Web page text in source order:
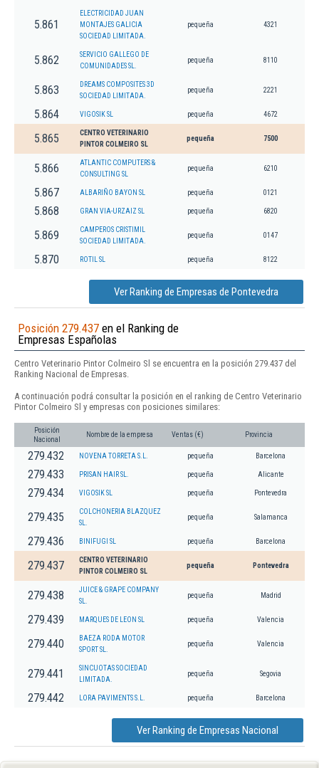
5.861
ELECTRICIDAD JUAN
MONTAJES GALICIA
SOCIEDAD LIMITADA.
pequeña 4321
5.862
SERVICIO GALLEGO DE
COMUNIDADES SL.
pequeña 8110
5.863
DREAMS COMPOSITES 3D
SOCIEDAD LIMITADA.
pequeña 2221
5.864 VIGOSIK SL pequeña 4672
5.865
CENTRO VETERINARIO
PINTOR COLMEIRO SL
pequeña 7500
5.866
ATLANTIC COMPUTERS &
CONSULTING SL
pequeña 6210
5.867 ALBARIÑO BAYON SL pequeña 0121
5.868 GRAN VIA-URZAIZ SL pequeña 6820
5.869
CAMPEROS CRISTIMIL
SOCIEDAD LIMITADA.
pequeña 0147
5.870 ROTIL SL pequeña 8122
Ver Ranking de Empresas de Pontevedra
Posición 279.437 en el Ranking de
Empresas Españolas
Centro Veterinario Pintor Colmeiro Sl se encuentra en la posición 279.437 del
Ranking Nacional de Empresas.
A continuación podrá consultar la posición en el ranking de Centro Veterinario
Pintor Colmeiro Sl y empresas con posiciones similares:
Posición
Nacional
Nombre de la empresa Ventas (€) Provincia
279.432 NOVENA TORRETA S.L. pequeña Barcelona
279.433 PRISAN HAIR SL. pequeña Alicante
279.434 VIGOSIK SL pequeña Pontevedra
279.435
COLCHONERIA BLAZQUEZ
SL.
pequeña Salamanca
279.436 BINIFUGI SL pequeña Barcelona
279.437
CENTRO VETERINARIO
PINTOR COLMEIRO SL
pequeña Pontevedra
279.438
JUICE & GRAPE COMPANY
SL.
pequeña Madrid
279.439 MARQUES DE LEON SL pequeña Valencia
279.440
BAEZA RODA MOTOR
SPORT SL.
pequeña Valencia
279.441
SINCUOTAS SOCIEDAD
LIMITADA.
pequeña Segovia
279.442 LORA PAVIMENTS S.L. pequeña Barcelona
Ver Ranking de Empresas Nacional